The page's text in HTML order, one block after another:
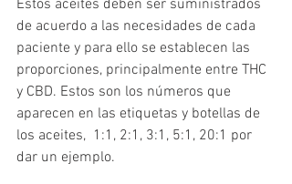
Estos aceites deben ser suministrados
de acuerdo a las necesidades de cada
paciente y para ello se establecen las
proporciones, principalmente entre THC
y CBD. Estos son los números que
aparecen en las etiquetas y botellas de
los aceites,  1:1, 2:1, 3:1, 5:1, 20:1 por
dar un ejemplo.